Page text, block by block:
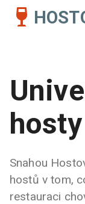
Snahou
hostů v tom,
restauraci